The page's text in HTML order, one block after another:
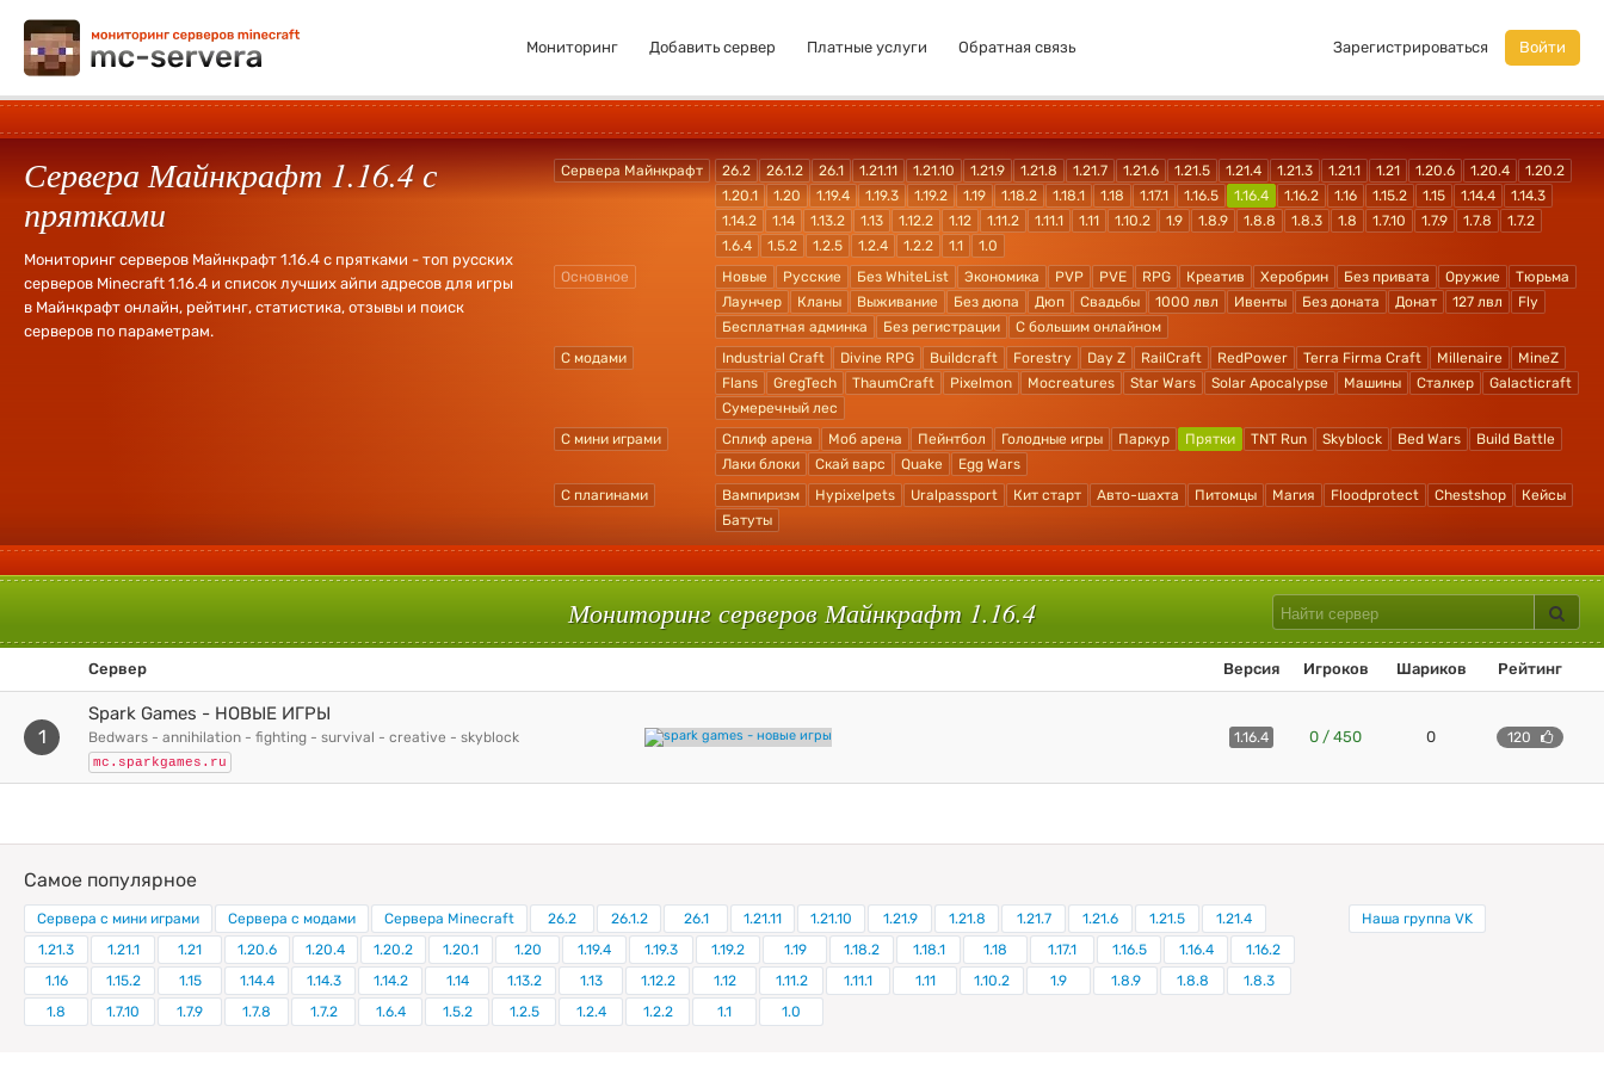
Мониторинг Добавить сервер Платные услуги Обратная связь Зарегистрироваться Войти
Сервера Майнкрафт 1.16.4 с
прятками
Мониторинг серверов Майнкрафт 1.16.4 с прятками - топ русских
серверов Minecraft 1.16.4 и список лучших айпи адресов для игры
в Майнкрафт онлайн, рейтинг, статистика, отзывы и поиск
серверов по параметрам.
Сервера Майнкрафт 26.2 26.1.2 26.1 1.21.11 1.21.10 1.21.9 1.21.8 1.21.7 1.21.6 1.21.5 1.21.4 1.21.3 1.21.1 1.21 1.20.6 1.20.4
1.20.2
1.20.1
1.20 1.19.4 1.19.3 1.19.2 1.19 1.18.2 1.18.1 1.18 1.17.1 1.16.5 1.16.4 1.16.2 1.16 1.15.2 1.15 1.14.4
1.14.3
1.14.2
1.14 1.13.2 1.13 1.12.2 1.12 1.11.2 1.11.1 1.11 1.10.2 1.9 1.8.9 1.8.8 1.8.3 1.8 1.7.10 1.7.9 1.7.8
1.7.2
1.6.4
1.5.2 1.2.5 1.2.4 1.2.2 1.1
1.0
Основное
Новые Русские Без WhiteList Экономика PVP PVE RPG Креатив Херобрин Без привата Оружие
Тюрьма
Лаунчер
Кланы Выживание Без дюпа Дюп Свадьбы 1000 лвл Ивенты Без доната Донат 127 лвл
Fly
Бесплатная админка
Без регистрации
С большим онлайном
С модами
Industrial Craft Divine RPG Buildcraft Forestry Day Z RailCraft RedPower Terra Firma Craft Millenaire
MineZ
Flans
GregTech ThaumCraft Pixelmon Mocreatures Star Wars Solar Apocalypse Машины Сталкер
Galacticraft
Сумеречный лес
С мини играми
Сплиф арена Моб арена Пейнтбол Голодные игры Паркур Прятки TNT Run Skyblock Bed Wars
Build Battle
Лаки блоки
Скай варс Quake
Egg Wars
С плагинами
Вампиризм Hypixelpets Uralpassport Кит старт Авто-шахта Питомцы Магия Floodprotect Chestshop
Кейсы
Батуты
Мониторинг серверов Майнкрафт 1.16.4
Сервер Версия Игроков Шариков Рейтинг
1
Spark Games - НОВЫЕ ИГРЫ
bedwars - annihilation - fighting - survival - creative - skyblock
mc.sparkgames.ru
1.16.4 0 / 450 0 120
Самое популярное
Сервера с мини играми Сервера с модами Сервера Minecraft 26.2 26.1.2 26.1 1.21.11 1.21.10 1.21.9 1.21.8 1.21.7 1.21.6 1.21.5
1.21.4
1.21.3
1.21.1 1.21 1.20.6 1.20.4 1.20.2 1.20.1 1.20 1.19.4 1.19.3 1.19.2 1.19 1.18.2 1.18.1 1.18 1.17.1 1.16.5 1.16.4
1.16.2
1.16
1.15.2 1.15 1.14.4 1.14.3 1.14.2 1.14 1.13.2 1.13 1.12.2 1.12 1.11.2 1.11.1 1.11 1.10.2 1.9 1.8.9 1.8.8
1.8.3
1.8
1.7.10 1.7.9 1.7.8 1.7.2 1.6.4 1.5.2 1.2.5 1.2.4 1.2.2 1.1 1.0
Наша группа VK